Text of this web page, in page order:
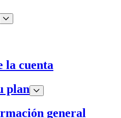
la cuenta
plan
general